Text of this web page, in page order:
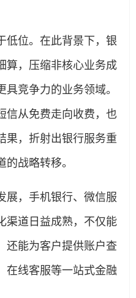
位。在此背景下，银
算，压缩非核心业务成
竞争力的业务领域。
信从免费走向收费，也
果，折射出银行服务重
战略转移。
，手机银行、微信服
渠道日益成熟，不仅能
还能为客户提供账户查
在线客服等一站式金融